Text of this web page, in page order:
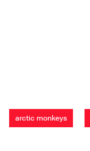
arctic monkeys